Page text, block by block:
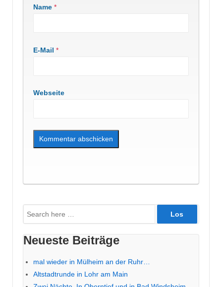
Name *
E-Mail *
Webseite
Suche
nach:
Neueste Beiträge
mal wieder in Mülheim an der Ruhr…
Altstadtrunde in Lohr am Main